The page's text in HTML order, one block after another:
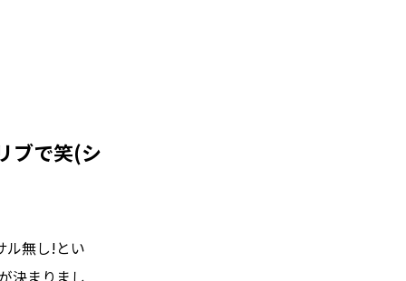
ブで笑(シ
ル無し!とい
決まりまし